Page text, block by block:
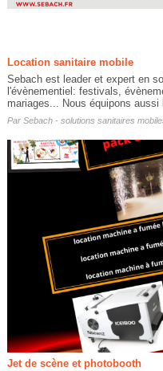
Location sanitaire mobile
Sebach est leader et expert en
l'évènementiel: festivals,
mariages... Nous équipons
Par Sebach - solutions sanitaires
Jet de scène et photobooth